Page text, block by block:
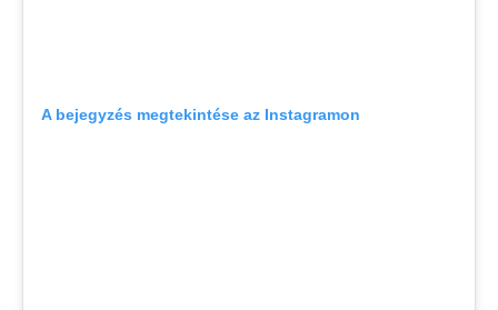
A bejegyzés megtekintése az Instagramon